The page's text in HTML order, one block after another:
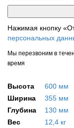
Нажимая кнопку
персональных
Мы перезвоним в
время
Высота
600 мм
Ширина
355 мм
Глубина
130 мм
Вес
12,4 кг